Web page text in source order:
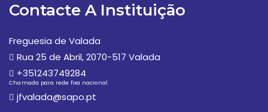
Contacte A Instituição
Freguesia de Valada
Rua 25 de Abril, 2070-517 Valada
+351243749284
Chamada para rede fixa nacional
jfvalada@sapo.pt